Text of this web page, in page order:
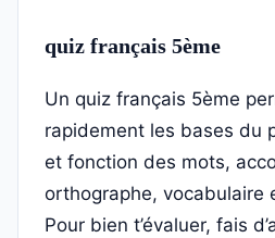
quiz français 5ème
Un quiz français 5ème
rapidement les bases du
et fonction des mots,
orthographe, vocabulaire
Pour bien t’évaluer, fais